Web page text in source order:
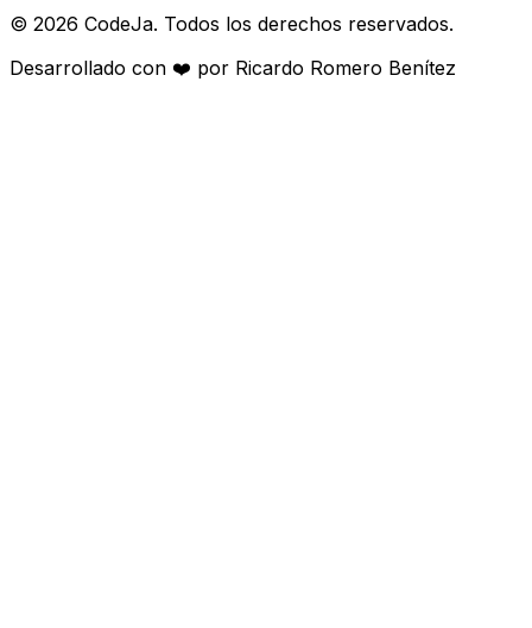
© 2026 CodeJa. Todos los derechos reservados.
Desarrollado con ❤️ por Ricardo Romero Benítez